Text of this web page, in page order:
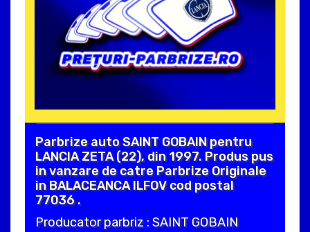
Parbrize auto SAINT GOBAIN pentru
LANCIA ZETA (22), din 1997. Produs pus
in vanzare de catre Parbrize Originale
in BALACEANCA ILFOV cod postal
77036 .
Producator parbriz : SAINT GOBAIN